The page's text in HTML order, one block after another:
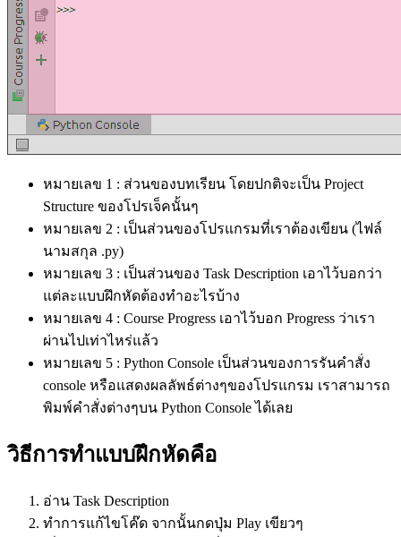
หมายเลข 1 : ส่วนของบทเรียน โดยปกติจะเป็น Project
Structure ของโปรเจ็คนั้นๆ
หมายเลข 2 : เป็นส่วนของโปรแกรมที่เราต้องเขียน (ไฟล์
นามสกุล .py)
หมายเลข 3 : เป็นส่วนของ Task Description เอาไว้บอกว่า
แต่ละแบบฝึกหัดต้องทำอะไรบ้าง
หมายเลข 4 : Course Progress เอาไว้บอก Progress ว่าเรา
ผ่านไปเท่าไหร่แล้ว
หมายเลข 5 : Python Console เป็นส่วนของการรันคำสั่ง
console หรือแสดงผลลัพธ์ต่างๆของโปรแกรม เราสามารถ
พิมพ์คำสั่งต่างๆบน Python Console ได้เลย
วิธีการทำแบบฝึกหัดคือ
อ่าน Task Description
ทำการแก้ไขโค๊ด จากนั้นกดปุ่ม Play เขียวๆ